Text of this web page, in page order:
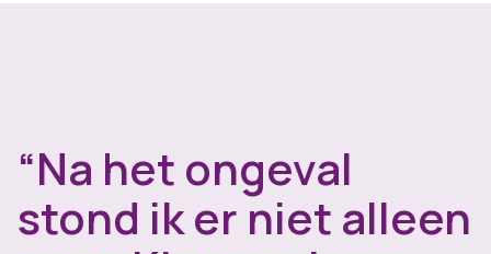
“Na het ongeval
stond ik er niet alleen